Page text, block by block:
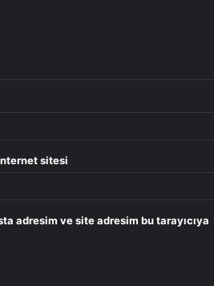
sitesi
adresim ve site adresim bu tarayıcıya